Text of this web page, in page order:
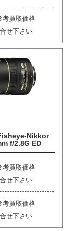
考買取価格
せ下さい
Nikkor
f/2.8G ED
考買取価格
せ下さい
考買取価格
せ下さい